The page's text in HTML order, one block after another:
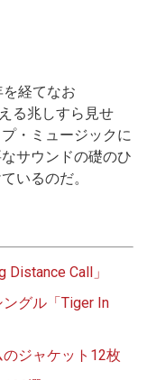
経てなお
る兆しすら見せ
・ミュージックに
サウンドの礎のひ
いるのだ。
Call」
グル「Tiger In
ジャケット12枚